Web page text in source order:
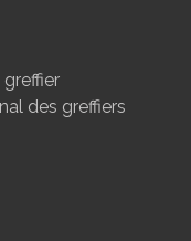
des greffiers